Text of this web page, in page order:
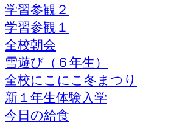
学習参観２
学習参観１
全校朝会
雪遊び（６年生）
全校にこにこ冬まつり
新１年生体験入学
今日の給食